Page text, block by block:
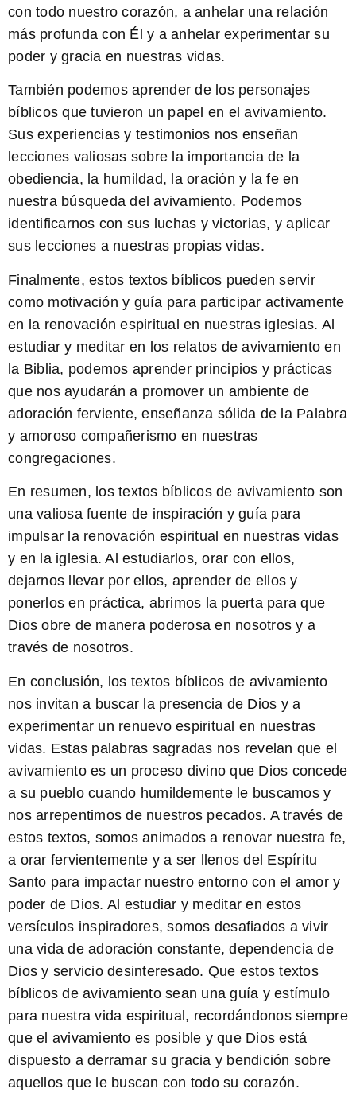
con todo nuestro corazón, a anhelar una relación
más profunda con Él y a anhelar experimentar su
poder y gracia en nuestras vidas.
También podemos aprender de los personajes
bíblicos que tuvieron un papel en el avivamiento.
Sus experiencias y testimonios nos enseñan
lecciones valiosas sobre la importancia de la
obediencia, la humildad, la oración y la fe en
nuestra búsqueda del avivamiento. Podemos
identificarnos con sus luchas y victorias, y aplicar
sus lecciones a nuestras propias vidas.
Finalmente, estos textos bíblicos pueden servir
como motivación y guía para participar activamente
en la renovación espiritual en nuestras iglesias. Al
estudiar y meditar en los relatos de avivamiento en
la Biblia, podemos aprender principios y prácticas
que nos ayudarán a promover un ambiente de
adoración ferviente, enseñanza sólida de la Palabra
y amoroso compañerismo en nuestras
congregaciones.
En resumen, los textos bíblicos de avivamiento son
una valiosa fuente de inspiración y guía para
impulsar la renovación espiritual en nuestras vidas
y en la iglesia. Al estudiarlos, orar con ellos,
dejarnos llevar por ellos, aprender de ellos y
ponerlos en práctica, abrimos la puerta para que
Dios obre de manera poderosa en nosotros y a
través de nosotros.
En conclusión, los textos bíblicos de avivamiento
nos invitan a buscar la presencia de Dios y a
experimentar un renuevo espiritual en nuestras
vidas. Estas palabras sagradas nos revelan que el
avivamiento es un proceso divino que Dios concede
a su pueblo cuando humildemente le buscamos y
nos arrepentimos de nuestros pecados. A través de
estos textos, somos animados a renovar nuestra fe,
a orar fervientemente y a ser llenos del Espíritu
Santo para impactar nuestro entorno con el amor y
poder de Dios. Al estudiar y meditar en estos
versículos inspiradores, somos desafiados a vivir
una vida de adoración constante, dependencia de
Dios y servicio desinteresado. Que estos textos
bíblicos de avivamiento sean una guía y estímulo
para nuestra vida espiritual, recordándonos siempre
que el avivamiento es posible y que Dios está
dispuesto a derramar su gracia y bendición sobre
aquellos que le buscan con todo su corazón.